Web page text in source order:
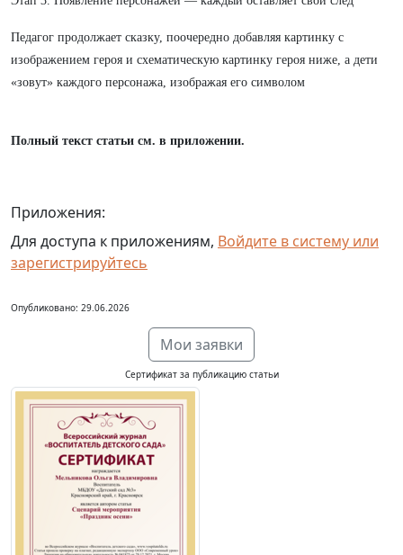
Педагог продолжает сказку, поочередно добавляя картинку с
изображением героя и схематическую картинку героя ниже, а дети
«зовут» каждого персонажа, изображая его символом
Полный текст статьи см. в приложении.
Приложения:
Для доступа к приложениям, Войдите в систему или
зарегистрируйтесь
Опубликовано: 29.06.2026
Мои заявки
Сертификат за публикацию статьи